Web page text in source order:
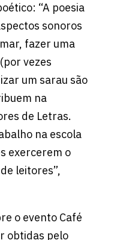
“A poesia
sonoros
fazer uma
vezes
um sarau são
na
de Letras.
na escola
exercerem o
leitores”,
o evento Café
obtidas pelo